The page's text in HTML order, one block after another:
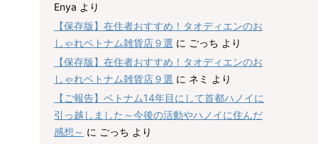
Enya より
【保存版】在住者おすすめ！タオディエンのお
しゃれベトナム雑貨店９選 に ごっち より
【保存版】在住者おすすめ！タオディエンのお
しゃれベトナム雑貨店９選 に ネミ より
【ご報告】ベトナム14年目にして首都ハノイに
引っ越しました～今後の活動やハノイに住んだ
感想～ に ごっち より